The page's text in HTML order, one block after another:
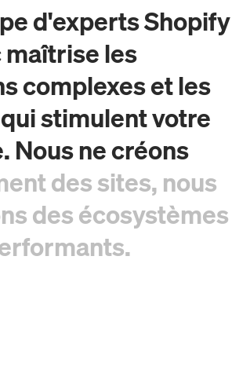
ped'expertsShopify
maîtriseles
scomplexesetles
quistimulentvotre
.Nousnecréons
entdessites,nous
nsdesécosystèmes
rformants.